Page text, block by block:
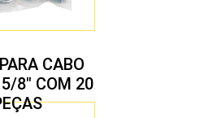
CABO
8″ COM 20